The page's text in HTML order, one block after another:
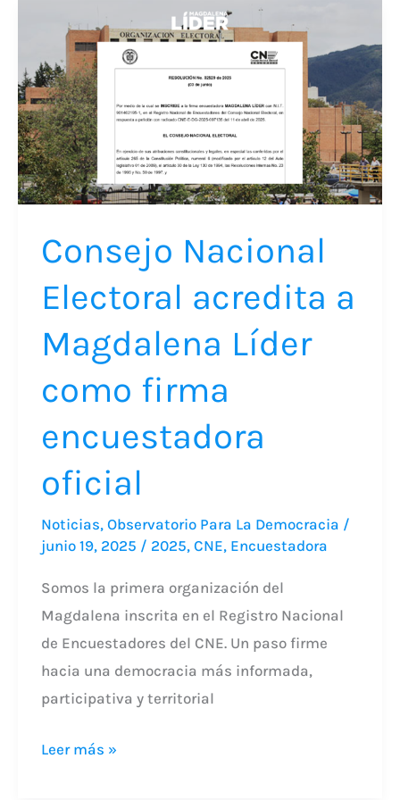
Consejo Nacional
Electoral acredita a
Magdalena Líder
como firma
encuestadora
oficial
Noticias, Observatorio Para La Democracia /
junio 19, 2025 / 2025, CNE, Encuestadora
Somos la primera organización del
Magdalena inscrita en el Registro Nacional
de Encuestadores del CNE. Un paso firme
hacia una democracia más informada,
participativa y territorial
Nacional
Electoral
acredita
a
Magdalena
Líder
como
encuestadora
oficial
Leer más »